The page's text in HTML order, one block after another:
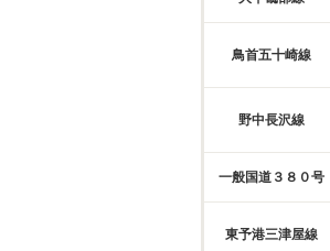
鳥首五十崎線
野中長沢線
一般国道３８０号
東予港三津屋線